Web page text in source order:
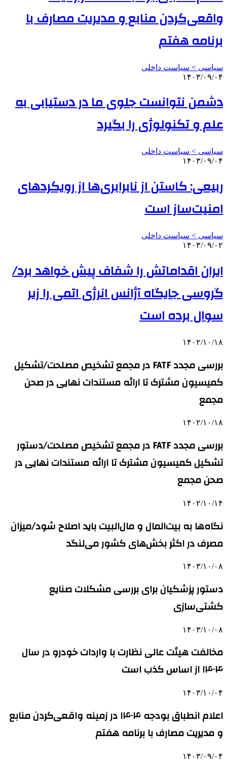
واقعی‌کردن منابع و مدیریت مصارف با
برنامه هفتم
سیاسی > سیاست داخلی
۱۴۰۳/۰۹/۰۴
دشمن نتوانست جلوی ما در دستیابی به
علم و تکنولوژی را بگیرد
سیاسی > سیاست داخلی
۱۴۰۳/۰۹/۰۴
ربیعی: کاستن از نابرابری‌ها از رویکردهای
امنیت‌ساز است
سیاسی > سیاست داخلی
۱۴۰۳/۰۹/۰۲
ایران اقداماتش را شفاف پیش خواهد برد/
گروسی جایگاه آژانس انرژی اتمی را زیر
سوال برده است
۱۴۰۲/۱۰/۱۸
بررسی مجدد FATF در مجمع تشخیص مصلحت/تشکیل
کمیسیون مشترک تا ارائه مستندات نهایی در صحن
مجمع
۱۴۰۲/۱۰/۱۸
بررسی مجدد FATF در مجمع تشخیص مصلحت/دستور
تشکیل کمیسیون مشترک تا ارائه مستندات نهایی در
صحن مجمع
۱۴۰۲/۱۰/۱۴
نگاه‌ها به بیت‌المال و مال‌البیت باید اصلاح شود/میزان
مصرف در اکثر بخش‌های کشور می‌لنگد
۱۴۰۳/۱۰/۰۸
دستور پزشکیان برای بررسی مشکلات صنایع
کشتی‌سازی
۱۴۰۳/۱۰/۰۸
مخالفت هیئت عالی نظارت با واردات خودرو در سال
۱۴۰۴ از اساس کذب است
۱۴۰۳/۱۰/۰۴
اعلام انطباق بودجه ۱۴۰۴ در زمینه واقعی‌کردن منابع
و مدیریت مصارف با برنامه هفتم
۱۴۰۳/۰۹/۰۴